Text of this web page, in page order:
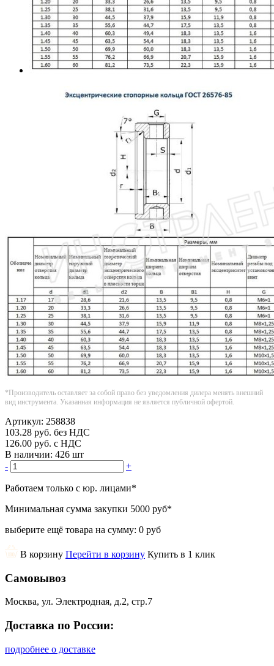
*Производитель оставляет за собой право без уведомления дилера менять внешний
вид инструмента. Указанная информация не является публичной офертой.
Артикул: 258838
103.28 руб. без НДС
126.00 руб. с НДС
В наличии: 426 шт
-
+
Работаем только с юр. лицами*
Минимальная сумма закупки 5000 руб*
выберите ещё товара на сумму: 0 руб
В корзину Перейти в корзину Купить в 1 клик
Самовывоз
Москва, ул. Электродная, д.2, стр.7
Доставка по России:
подробнее о доставке